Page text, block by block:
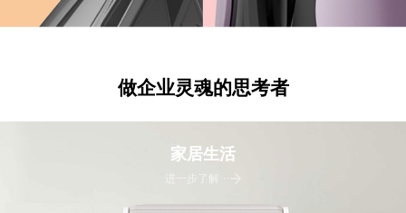
做企业灵魂的思考者
家居生活
进一步了解